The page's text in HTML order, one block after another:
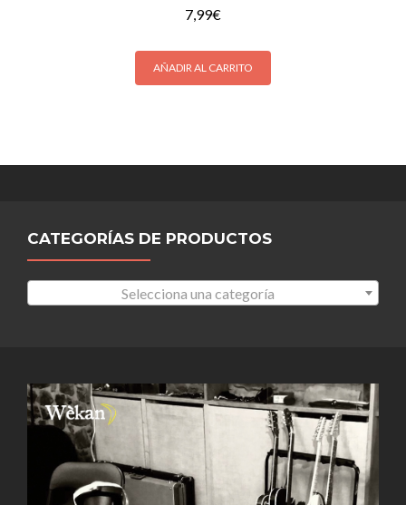
7,99€
AÑADIR AL CARRITO
CATEGORÍAS DE PRODUCTOS
Selecciona una categoría